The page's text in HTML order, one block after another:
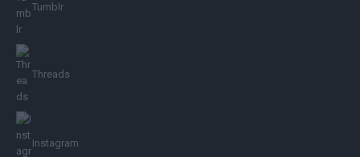
Tumblr
Threads
Instagram